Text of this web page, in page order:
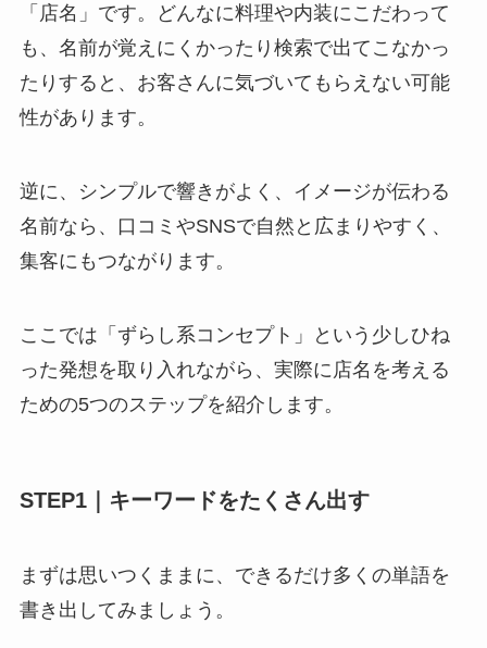
「店名」です。どんなに料理や内装にこだわって
も、名前が覚えにくかったり検索で出てこなかっ
たりすると、お客さんに気づいてもらえない可能
性があります。
逆に、シンプルで響きがよく、イメージが伝わる
名前なら、口コミやSNSで自然と広まりやすく、
集客にもつながります。
ここでは「ずらし系コンセプト」という少しひね
った発想を取り入れながら、実際に店名を考える
ための5つのステップを紹介します。
STEP1｜キーワードをたくさん出す
まずは思いつくままに、できるだけ多くの単語を
書き出してみましょう。